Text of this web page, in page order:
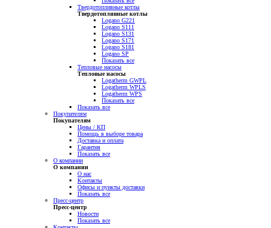
Твердотопливные котлы
Твердотопливные котлы
Logano G221
Logano S111
Logano S131
Logano S171
Logano S181
Logano SP
Показать все
Тепловые насосы
Тепловые насосы
Logatherm GWPL
Logatherm WPLS
Logatherm WPS
Показать все
Показать все
Покупателям
Покупателям
Цены / КП
Помощь в выборе товара
Доставка и оплата
Гарантия
Показать все
О компании
О компании
О нас
Контакты
Офисы и пункты доставки
Показать все
Пресс-центр
Пресс-центр
Новости
Показать все